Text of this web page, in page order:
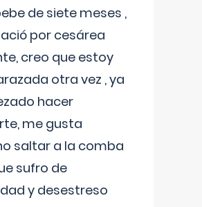
de siete meses ,
por cesárea
creo que estoy
otra vez , ya
hacer
me gusta
saltar a la comba
sufro de
y desestreso